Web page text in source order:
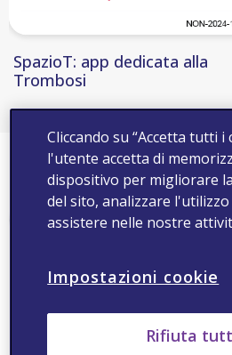
SpazioT: app dedicata alla
Trombosi
Terapie Correlate
Cliccando su “Accetta tutti i
l'utente accetta di
dispositivo per migliorare
del sito, analizzare
assistere nelle nostre
Impostazioni cookie
Rifiuta